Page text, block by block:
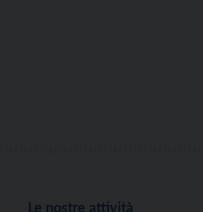
Le nostre attività